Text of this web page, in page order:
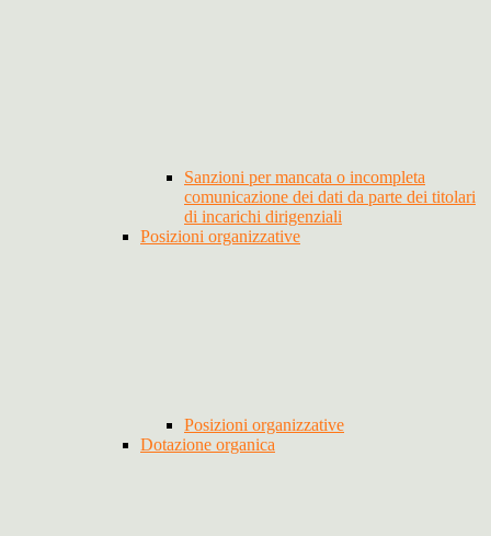
Sanzioni per mancata o incompleta
comunicazione dei dati da parte dei titolari
di incarichi dirigenziali
Posizioni organizzative
Posizioni organizzative
Dotazione organica